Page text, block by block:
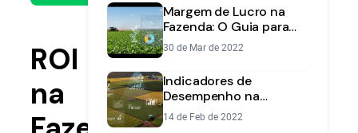
de
2024
leitura
ROI
na
Margem de Lucro na
Fazenda: O Guia para
Calcular e Aumentar
sua Rentabilidade
30 de Mar de 2022
Indicadores de
Desempenho na
Fazenda: Como Medir e
Aumentar seu Lucro
14 de Feb de 2022